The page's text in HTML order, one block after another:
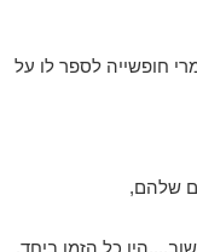
חופשייה לספר לו על
שלהם,
כל הזמן ביחד.